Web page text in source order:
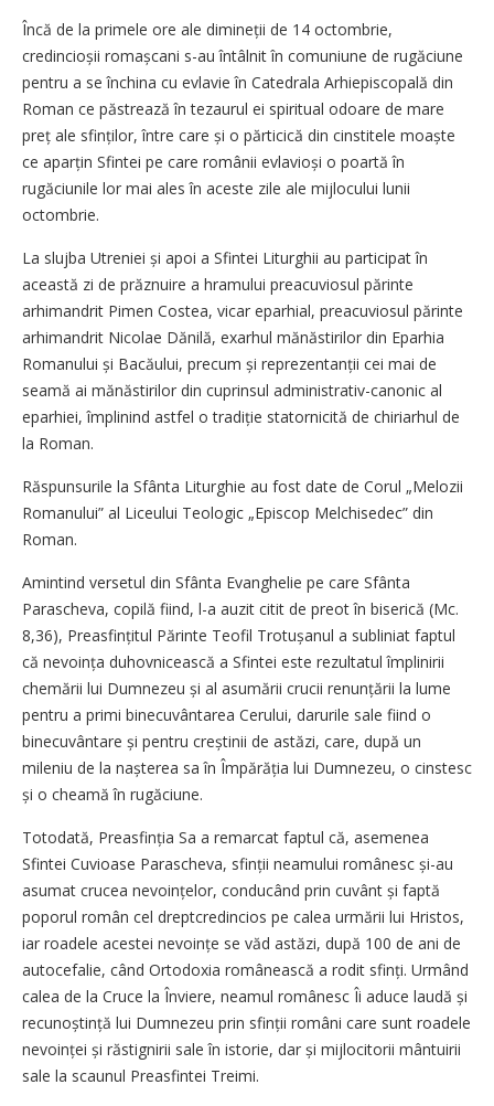
Încă de la primele ore ale dimineții de 14 octombrie,
credincioșii romaș­cani s-au întâlnit în comuniune de rugăciune
pentru a se închina cu evlavie în Catedrala Arhiepiscopală din
Roman ce păstrează în tezaurul ei spiritual odoare de mare
preț ale sfinților, între care și o părticică din cinstitele moaște
ce aparțin Sfintei pe care românii evlavioși o poartă în
rugăciunile lor mai ales în aceste zile ale mijlocului lunii
octombrie.
La slujba Utreniei și apoi a Sfintei Liturghii au participat în
această zi de prăznuire a hramului preacuviosul părinte
arhimandrit Pimen Costea, vicar eparhial, preacuviosul părinte
arhimandrit Nicolae Dănilă, exarhul mănăstirilor din Eparhia
Romanului și Bacăului, precum și reprezentanții cei mai de
seamă ai mănăstirilor din cuprinsul administrativ-canonic al
eparhiei, împlinind astfel o tradiție statornicită de chiriarhul de
la Roman.
Răspunsurile la Sfânta Liturghie au fost date de Corul „Melozii
Romanului” al Liceului Teologic „Episcop Melchisedec” din
Roman.
Amintind versetul din Sfânta Evanghelie pe care Sfânta
Parascheva, copilă fiind, l-a auzit citit de preot în biserică (Mc.
8,36), Preasfințitul Părinte Teofil Trotușanul a subliniat faptul
că nevoința duhovnicească a Sfintei este rezultatul împlinirii
chemării lui Dumnezeu și al asumării crucii renunțării la lume
pentru a primi binecuvântarea Cerului, darurile sale fiind o
binecuvântare și pentru creștinii de astăzi, care, după un
mileniu de la nașterea sa în Împărăția lui Dumnezeu, o cinstesc
și o cheamă în rugăciune.
Totodată, Preasfinția Sa a remarcat faptul că, asemenea
Sfintei Cuvioase Parascheva, sfinții neamului românesc și-au
asumat crucea nevoințelor, conducând prin cuvânt și faptă
poporul român cel dreptcredincios pe calea urmării lui Hristos,
iar roadele acestei nevoințe se văd astăzi, după 100 de ani de
autocefalie, când Ortodoxia românească a rodit sfinți. Urmând
calea de la Cruce la Înviere, neamul românesc Îi aduce laudă și
recunoștință lui Dumnezeu prin sfinții români care sunt roadele
nevoinței și răstignirii sale în istorie, dar și mijlocitorii mântuirii
sale la scaunul Preasfintei Treimi.